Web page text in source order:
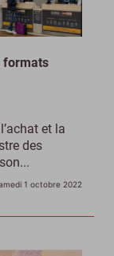
formats
et la
des
1 octobre 2022